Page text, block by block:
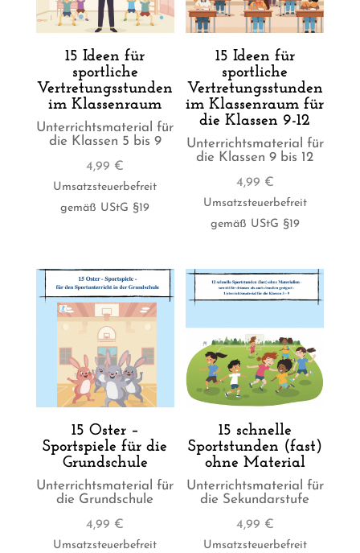
15 Ideen für
sportliche
Vertretungsstunden
im Klassenraum
Unterrichtsmaterial für
die Klassen 5 bis 9
4,99 €
Umsatzsteuerbefreit
gemäß UStG §19
15 Ideen für
sportliche
Vertretungsstunden
im Klassenraum für
die Klassen 9-12
Unterrichtsmaterial für
die Klassen 9 bis 12
4,99 €
Umsatzsteuerbefreit
gemäß UStG §19
15 Oster –
Sportspiele für die
Grundschule
Unterrichtsmaterial für
die Grundschule
4,99 €
Umsatzsteuerbefreit
15 schnelle
Sportstunden (fast)
ohne Material
Unterrichtsmaterial für
die Sekundarstufe
4,99 €
Umsatzsteuerbefreit